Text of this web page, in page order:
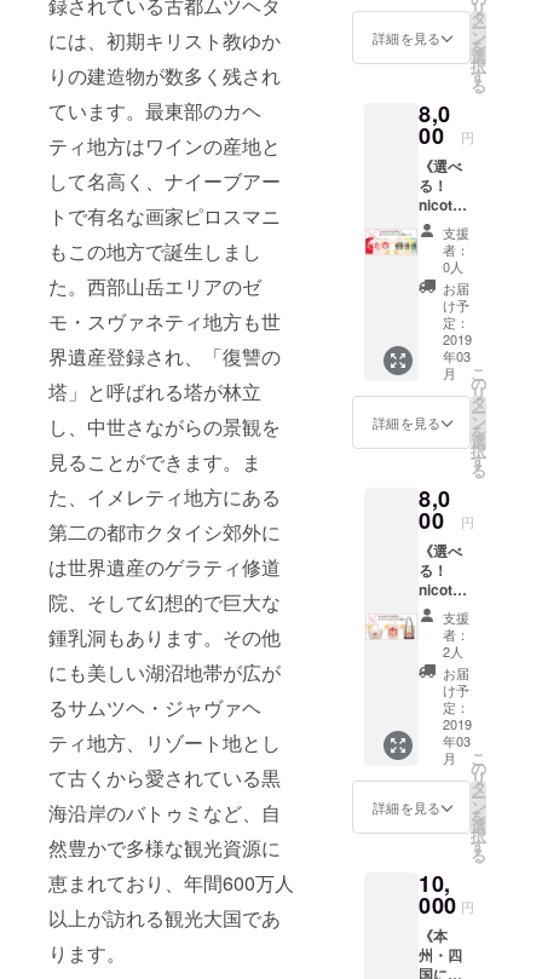
には、初期キリスト教ゆか
りの建造物が数多く残され
ています。最東部のカヘ
ティ地方はワインの産地と
して名高く、ナイーブアー
トで有名な画家ピロスマニ
もこの地方で誕生しまし
た。西部山岳エリアのゼ
モ・スヴァネティ地方も世
界遺産登録され、「復讐の
塔」と呼ばれる塔が林立
し、中世さながらの景観を
見ることができます。ま
た、イメレティ地方にある
第二の都市クタイシ郊外に
は世界遺産のゲラティ修道
院、そして幻想的で巨大な
鍾乳洞もあります。その他
にも美しい湖沼地帯が広が
るサムツヘ・ジャヴァヘ
ティ地方、リゾート地とし
て古くから愛されている黒
海沿岸のバトゥミなど、自
然豊かで多様な観光資源に
恵まれており、年間600万人
以上が訪れる観光大国であ
ります。
楽しみ
となり
ます。
※順次発
をいた
します
が、
ジョー
ジアの
郵便事
情が不
安定な
ため、
お届け
予定月
はあく
までも
目安と
なり保
証する
もので
はあり
ませ
めご了
承いた
だきま
すよう
お願い
いたし
ます。
＊あた
たかい
応援ど
うもあ
りがと
うござ
います
ウスで
数が限
られて
め、満
室の際
はご希
望の日
程でご
予約い
ただけ
ない可
能性が
ありま
すの
で、予
めご了
承いた
だきま
すよう
お願い
いたし
ます。
に関し
まして
は調整
させて
いただ
きます
ので、
事前に
お問い
合わせ
くださ
い。予
約必須
となり
ます。
※この物
件で初
めて迎
える冬
め、寒
さに関
しまし
ては私
たちも
未知で
す。 ※
順次発
します
が、
ジョー
ジアの
郵便事
情が不
安定な
ため、
お届け
予定月
はあく
までも
目安と
なり保
証する
はあり
ませ
めご了
承いた
だきま
すよう
お願い
いたし
ます。
＊あた
たかい
応援ど
うもあ
りがと
うござ
います
旨お知
らせく
ニック
ネーム
可 ※宿
泊券は
本人で
なくて
もご利
用可能
です。
（オー
プン日
から1年
間有
効） ※
個室1名
用時、
朝食1名
ご返金
するこ
とはい
たしか
ねます
ので予
めご了
承くだ
さい。
※通常の
ご宿泊
に、
ウェル
カムワ
インと
サービ
スはつ
りませ
ん。 ※
お届け
予定月
はあく
までも
ちを込
めた直
作成す
るゲス
トハウ
スの
ウェブ
サイト
に、ご
支援者
として
お名前
を掲載
させて
いただ
きま
す。 ※
の掲載
が不要
考欄に
てその
旨お知
らせく
ださ
い。
ニック
ネーム
記の写
真はイ
メージ
とな
り、品
物の仕
更する
場合が
で、予
めご了
承くだ
さい。
※順次発
でお入
れしま
otalishv
ili」オリ
ジナル
ステッ
カー 1
枚 ③
お礼の
お手紙
nicoと
Tallyか
ら感謝
の気持
ちを込
めた直
筆お手
れから
作成す
ウェブ
サイト
に、ご
支援者
として
お名前
を掲載
させて
いただ
きま
す。 ※
お名前
の掲載
が不要
な方
考欄に
てその
ださ
い。
ニック
ネーム
可 ※上
ンベッ
ドルー
ム）2泊
3日 2名
ご利用
可能
宿泊無
料券 ②
ウェル
カムワ
イン1杯
付（2名
様分）
③朝食2
回付（2
名様
分） ④
コー
ヒー・
紅茶飲
み放題
機1回無
礼のお
手紙
nicoと
Tallyか
ら感謝
の気持
ちを込
めた直
筆お手
紙（2名
様分）
を、手
渡しい
たしま
す。 ⑦
これか
ら作成
ウェブ
サイト
に、ご
支援者
として
詳細を見る
リ
タ
ー
ン
を
選
択
す
る
8,0
00 円
《選べ
る！
nicotali
shviliオ
リジナ
ルTシャ
ツコー
ス》
①「nic
otalishv
ili」オリ
ジナルT
シャツ
下記のA
またはB
のどち
をお選
びくだ
さい。
A.
「nicot
alishvili
」オリ
ジナルT
シャツ
［カ
ラー：
アイボ
リー、
ピン
ク、
赤］ B.
マツム
「nico&
Tally」
オリジ
ナルが
いこつT
シャツ
支援
者：
0人
お届
け予
定：
2019
年03
月
詳細を見る
こ
の
リ
タ
ー
ン
を
選
択
す
る
8,0
00 円
《選べ
る！
nicotali
shviliオ
リジナ
ルバッ
グコー
ス》
①「nic
otalishv
ili」オリ
ジナル
バッグ
下記の
A, B, C
の中か
選びく
ださ
い。 A.
厚手
キャン
支援
者：
2人
お届
け予
定：
2019
年03
月
詳細を見る
こ
の
リ
タ
ー
ン
を
選
択
す
る
10,
000 円
《本
州・四
国にお